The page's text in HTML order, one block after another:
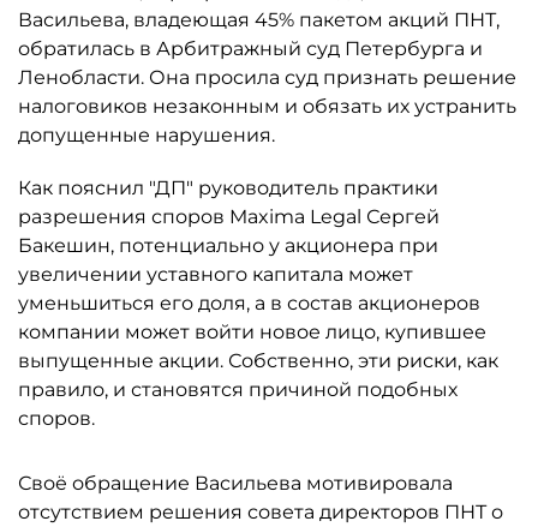
Васильева, владеющая 45% пакетом акций ПНТ,
обратилась в Арбитражный суд Петербурга и
Ленобласти. Она просила суд признать решение
налоговиков незаконным и обязать их устранить
допущенные нарушения.
Как пояснил "ДП" руководитель практики
разрешения споров Maxima Legal Сергей
Бакешин, потенциально у акционера при
увеличении уставного капитала может
уменьшиться его доля, а в состав акционеров
компании может войти новое лицо, купившее
выпущенные акции. Собственно, эти риски, как
правило, и становятся причиной подобных
споров.
Своё обращение Васильева мотивировала
отсутствием решения совета директоров ПНТ о